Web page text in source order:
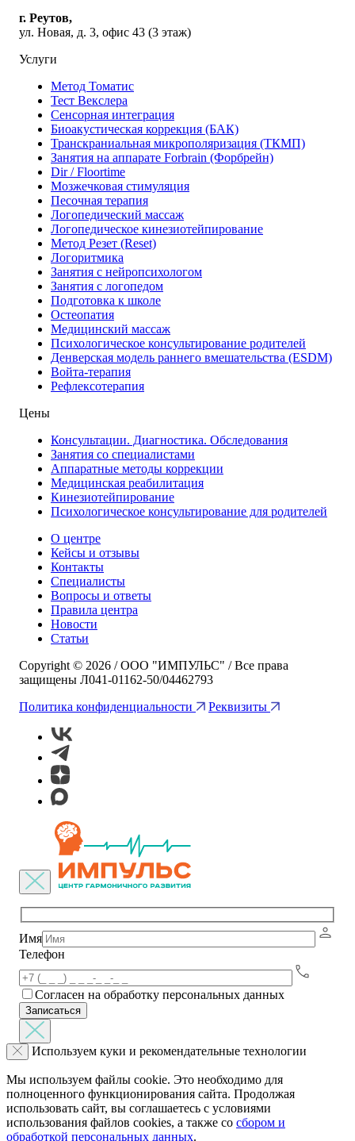
г. Реутов,
ул. Новая, д. 3, офис 43 (3 этаж)
Услуги
Метод Томатис
Тест Векслера
Сенсорная интеграция
Биоакустическая коррекция (БАК)
Транскраниальная микрополяризация (ТКМП)
Занятия на аппарате Forbrain (Форбрейн)
Dir / Floortime
Мозжечковая стимуляция
Песочная терапия
Логопедический массаж
Логопедическое кинезиотейпирование
Метод Резет (Reset)
Логоритмика
Занятия с нейропсихологом
Занятия с логопедом
Подготовка к школе
Остеопатия
Медицинский массаж
Психологическое консультирование родителей
Денверская модель раннего вмешательства (ESDM)
Войта-терапия
Рефлексотерапия
Цены
Консультации. Диагностика. Обследования
Занятия со специалистами
Аппаратные методы коррекции
Медицинская реабилитация
Кинезиотейпирование
Психологическое консультирование для родителей
О центре
Кейсы и отзывы
Контакты
Специалисты
Вопросы и ответы
Правила центра
Новости
Статьи
Copyright © 2026 / ООО "ИМПУЛЬС" / Все права
защищены Л041-01162-50/04462793
Политика конфиденциальности
Реквизиты
Имя
Телефон
Согласен на обработку персональных данных
Используем куки и рекомендательные технологии
Мы используем файлы cookie. Это необходимо для
полноценного функционирования сайта. Продолжая
использовать сайт, вы соглашаетесь с условиями
использования файлов cookies, а также со сбором и
обработкой персональных данных.